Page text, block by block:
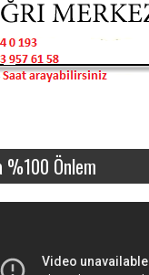
%100 Önlem